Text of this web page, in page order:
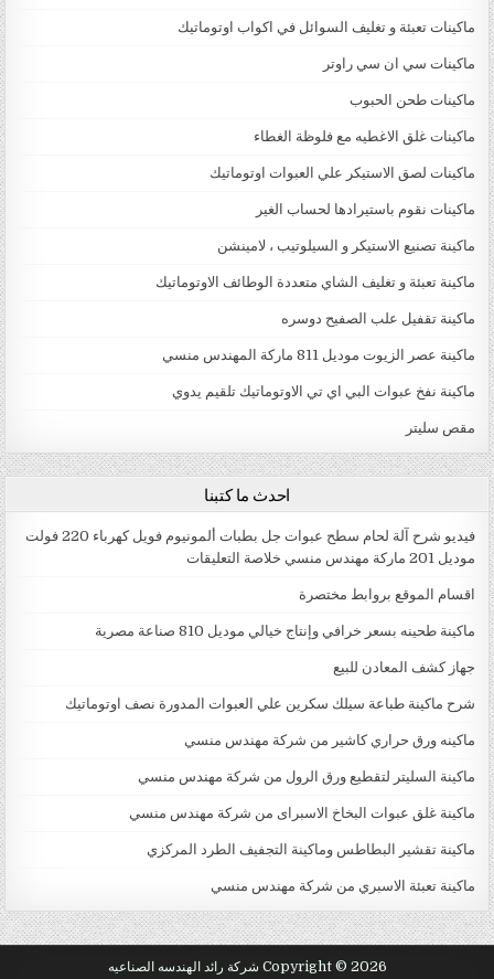
ماكينات تعبئة و تغليف السوائل في اكواب اوتوماتيك
ماكينات سي ان سي راوتر
ماكينات طحن الحبوب
ماكينات غلق الاغطيه مع فلوظة الغطاء
ماكينات لصق الاستيكر علي العبوات اوتوماتيك
ماكينات نقوم باستيرادها لحساب الغير
ماكينة تصنيع الاستيكر و السيلوتيب ، لامينشن
ماكينة تعبئة و تغليف الشاي متعددة الوطائف الاوتوماتيك
ماكينة تقفيل علب الصفيح دوسره
ماكينة عصر الزيوت موديل 811 ماركة المهندس منسي
ماكينة نفخ عبوات البي اي تي الاوتوماتيك تلقيم يدوي
مقص سليتر
احدث ما كتبنا
فيديو شرح آلة لحام سطح عبوات جل بطبات ألمونيوم فويل كهرباء 220 فولت
موديل 201 ماركة مهندس منسي خلاصة التعليقات
اقسام الموقع بروابط مختصرة
ماكينة طحينه بسعر خرافي وإنتاج خيالي موديل 810 صناعة مصرية
جهاز كشف المعادن للبيع
شرح ماكينة طباعة سيلك سكرين علي العبوات المدورة نصف اوتوماتيك
ماكينه ورق حراري كاشير من شركة مهندس منسي
ماكينة السليتر لتقطيع ورق الرول من شركة مهندس منسي
ماكينة غلق عبوات البخاخ الاسبراى من شركة مهندس منسي
ماكينة تقشير البطاطس وماكينة التجفيف الطرد المركزي
ماكينة تعبئة الاسبري من شركة مهندس منسي
Copyright © 2026 شركة رائد الهندسه الصناعيه